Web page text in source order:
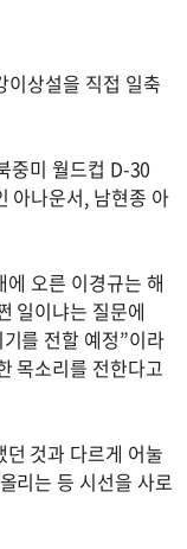
이상설을 직접 일축
중미 월드컵 D-30
아나운서, 남현종 아
오른 이경규는 해
일이냐는 질문에
를 전할 예정”이라
목소리를 전한다고
것과 다르게 어눌
리는 등 시선을 사로